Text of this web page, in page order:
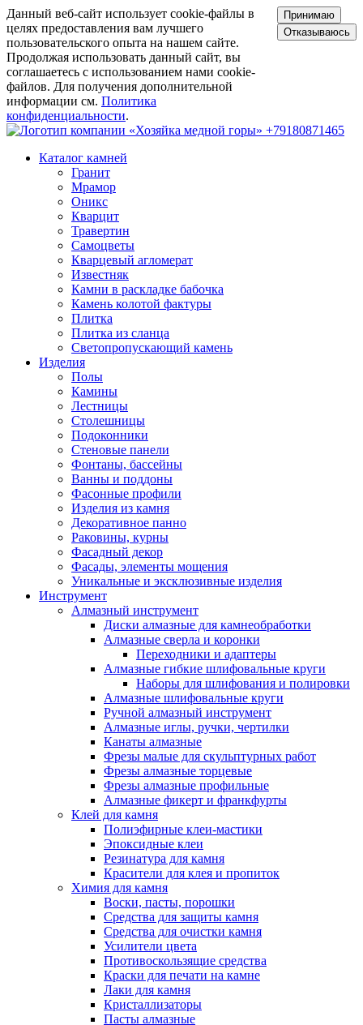
Данный веб-сайт использует cookie-файлы в
целях предоставления вам лучшего
пользовательского опыта на нашем сайте.
Продолжая использовать данный сайт, вы
соглашаетесь с использованием нами cookie-
файлов. Для получения дополнительной
информации см. Политика
конфиденциальности.
Принимаю
Отказываюсь
+79180871465
Каталог камней
Гранит
Мрамор
Оникс
Кварцит
Травертин
Самоцветы
Кварцевый агломерат
Известняк
Камни в раскладке бабочка
Камень колотой фактуры
Плитка
Плитка из сланца
Светопропускающий камень
Изделия
Полы
Камины
Лестницы
Столешницы
Подоконники
Стеновые панели
Фонтаны, бассейны
Ванны и поддоны
Фасонные профили
Изделия из камня
Декоративное панно
Раковины, курны
Фасадный декор
Фасады, элементы мощения
Уникальные и эксклюзивные изделия
Инструмент
Алмазный инструмент
Диски алмазные для камнеобработки
Алмазные сверла и коронки
Переходники и адаптеры
Алмазные гибкие шлифовальные круги
Наборы для шлифования и полировки
Алмазные шлифовальные круги
Ручной алмазный инструмент
Алмазные иглы, ручки, чертилки
Канаты алмазные
Фрезы малые для скульптурных работ
Фрезы алмазные торцевые
Фрезы алмазные профильные
Алмазные фикерт и франкфурты
Клей для камня
Полиэфирные клеи-мастики
Эпоксидные клеи
Резинатура для камня
Красители для клея и пропиток
Химия для камня
Воски, пасты, порошки
Средства для защиты камня
Средства для очистки камня
Усилители цвета
Противоскользящие средства
Краски для печати на камне
Лаки для камня
Кристаллизаторы
Пасты алмазные